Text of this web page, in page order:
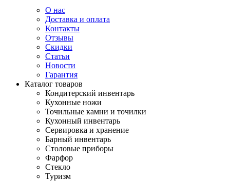
О нас
Доставка и оплата
Контакты
Отзывы
Скидки
Статьи
Новости
Гарантия
Каталог товаров
Кондитерский инвентарь
Кухонные ножи
Точильные камни и точилки
Кухонный инвентарь
Сервировка и хранение
Барный инвентарь
Столовые приборы
Фарфор
Стекло
Туризм